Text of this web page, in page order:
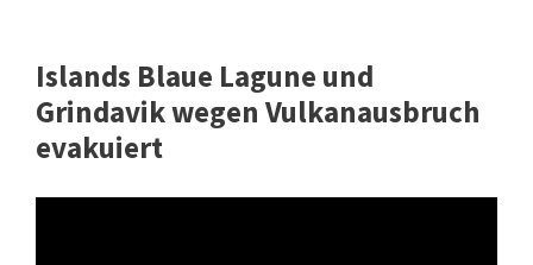
Islands Blaue Lagune und
Grindavik wegen Vulkanausbruch
evakuiert